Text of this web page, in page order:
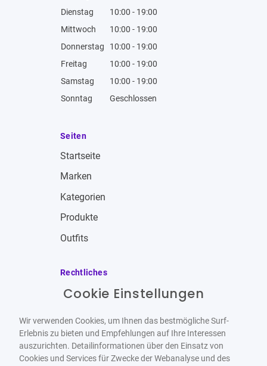
Dienstag
10:00 - 19:00
Mittwoch
10:00 - 19:00
Donnerstag
10:00 - 19:00
Freitag
10:00 - 19:00
Samstag
10:00 - 19:00
Sonntag
Geschlossen
Seiten
Startseite
Marken
Kategorien
Produkte
Outfits
Rechtliches
Impressum
Datenschutzbestimmungen
Widerrufsbelehrung
Cookie Einstellungen
Wir verwenden Cookies, um Ihnen das bestmögliche Surf-
Erlebnis zu bieten und Empfehlungen auf Ihre Interessen
auszurichten. Detailinformationen über den Einsatz von
Cookies und Services für Zwecke der Webanalyse und des